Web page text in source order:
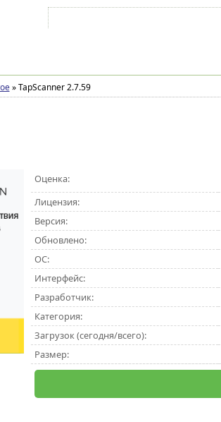
»TapScanner 2.7.59
Оценка:
Лицензия:
Версия:
Обновлено:
ОС:
Интерфейс:
Разработчик:
Категория:
Загрузок (сегодня/всего):
Размер: